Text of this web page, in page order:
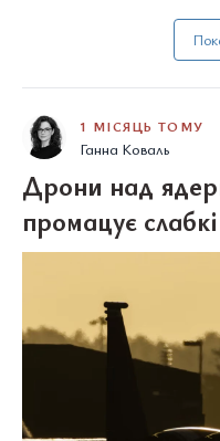
1 МІСЯЦЬ ТОМУ
Ганна Коваль
Дрони над
промацує